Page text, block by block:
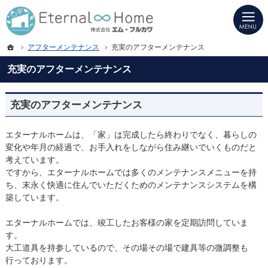
充実のアフターメンテナンス
プロの目線からご提案。岐阜県海津市・西濃地域の注文住宅・新築戸建てを手が
岐阜県海津市・西濃地域の新築・注文住宅・新築戸建てを手がける工務店ならエ
充実のアフターメンテナンス
エターナルホームは、「家」は完成したら終わりでなく、暮らしの
変化や年月の経過で、お手入れをしながら住み継いでいくものだと
考えています。
ですから、エターナルホームでは多くのメンテナンスメニューを持
ち、末永く快適に住んでいただくためのメンテナンスシステムを構
築しています。
エターナルホームでは、竣工したお客様の家を定期訪問していま
す。
大工道具を持参しているので、その場その場で建具等の微調整も
行っております。
ホーム
アフターメンテナンス 充実のアフターメンテナンス